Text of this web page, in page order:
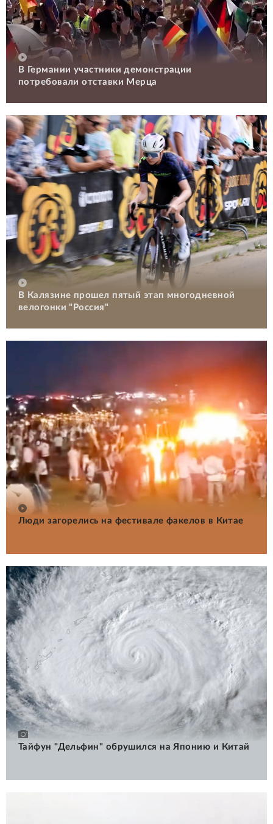
В Германии участники демонстрации
потребовали отставки Мерца
В Калязине прошел пятый этап многодневной
велогонки "Россия"
Люди загорелись на фестивале факелов в Китае
Тайфун "Дельфин" обрушился на Японию и Китай